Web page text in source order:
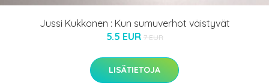
Jussi Kukkonen : Kun sumuverhot väistyvät
5.5 EUR 7 EUR
LISÄTIETOJA